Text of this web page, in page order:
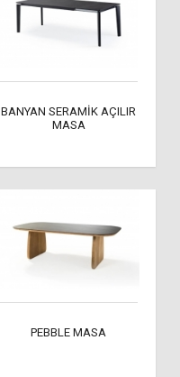
BANYAN SERAMİK AÇILIR
MASA
PEBBLE MASA